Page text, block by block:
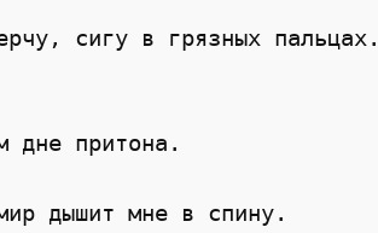
сигу в грязных
дне притона.
дышит мне в спину.